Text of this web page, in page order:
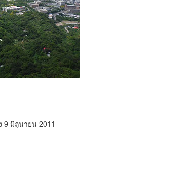
9 มิถุนายน 2011